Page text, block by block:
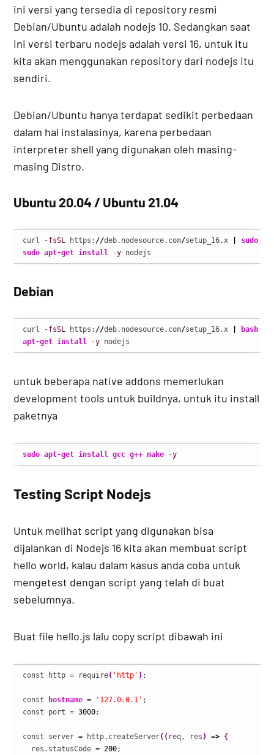
ini versi yang tersedia di repository resmi
Debian/Ubuntu adalah nodejs 10. Sedangkan saat
ini versi terbaru nodejs adalah versi 16, untuk itu
kita akan menggunakan repository dari nodejs itu
sendiri.
Debian/Ubuntu hanya terdapat sedikit perbedaan
dalam hal instalasinya, karena perbedaan
interpreter shell yang digunakan oleh masing-
masing Distro.
Ubuntu 20.04 / Ubuntu 21.04
curl -fsSL https: //deb.nodesource.com/setup_16.x sudo
sudo apt-get install -y nodejs
Debian
curl -fsSL https: //deb.nodesource.com/setup_16.x bash
apt-get install
-y nodejs
untuk beberapa native addons memerlukan
development tools untuk buildnya, untuk itu install
paketnya
sudo apt-get install gcc g++ make -y
Testing Script Nodejs
Untuk melihat script yang digunakan bisa
dijalankan di Nodejs 16 kita akan membuat script
hello world, kalau dalam kasus anda coba untuk
mengetest dengan script yang telah di buat
sebelumnya.
Buat file hello.js lalu copy script dibawah ini
const http = require( 'http' ) ;
const hostname = '127.0.0.1' ;
const port = 3000;
const server = http.createServer( ( req, res ) => {
  res.statusCode =
200;